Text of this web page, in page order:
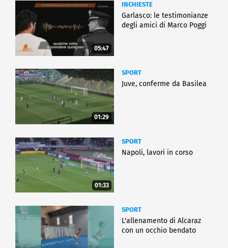
05:47
INCHIESTE
Garlasco: le testimonianze
degli amici di Marco Poggi
01:29
SPORT
Juve, conferme da Basilea
01:33
SPORT
Napoli, lavori in corso
SPORT
L'allenamento di Alcaraz
con un occhio bendato